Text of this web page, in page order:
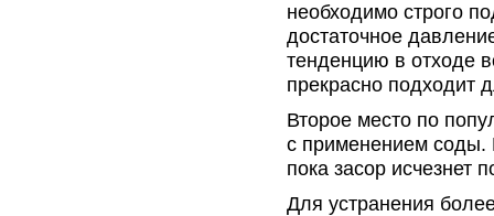
необходимо строго
достаточное
тенденцию в отходе
прекрасно подходит
Второе место по
с применением соды.
пока засор исчезнет
Для устранения